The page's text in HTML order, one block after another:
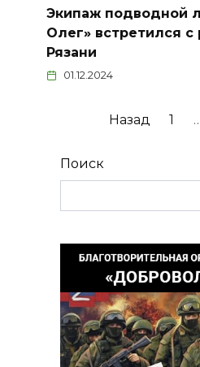
Экипаж подводной
Олег» встретился с
Рязани
01.12.2024
Назад 1
Поиск